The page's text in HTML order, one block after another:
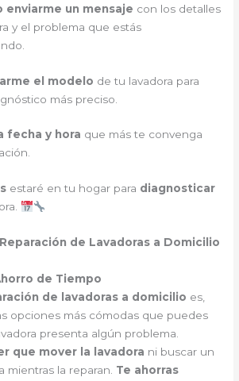
enviarme un mensaje con los detalles
y el problema que estás
el modelo de tu lavadora para
más preciso.
fecha y hora que más te convenga
estaré en tu hogar para diagnosticar
de Lavadoras a Domicilio
de Tiempo
de lavadoras a domicilio es,
opciones más cómodas que puedes
presenta algún problema.
que mover la lavadora ni buscar un
mientras la reparan. Te ahorras